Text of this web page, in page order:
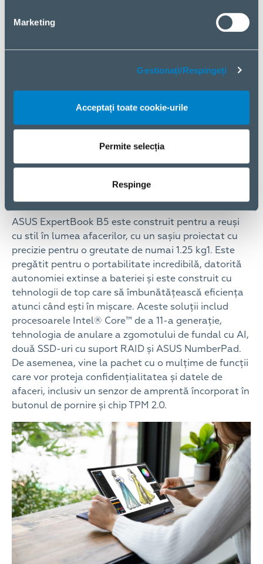
Marketing
Gestionați/Respingeți
Acceptați toate cookie-urile
Permite selecția
Respinge
ASUS ExpertBook B5 – Putere portabilă pentru
afaceri în mișcare
ASUS ExpertBook B5 este construit pentru a reuși
cu stil în lumea afacerilor, cu un sașiu proiectat cu
precizie pentru o greutate de numai 1.25 kg1. Este
pregătit pentru o portabilitate incredibilă, datorită
autonomiei extinse a bateriei și este construit cu
tehnologii de top care să îmbunătățească eficiența
atunci când ești în mișcare. Aceste soluții includ
procesoarele Intel® Core™ de a 11-a generație,
tehnologia de anulare a zgomotului de fundal cu AI,
două SSD-uri cu suport RAID și ASUS NumberPad.
De asemenea, vine la pachet cu o mulțime de funcții
care vor proteja confidențialitatea și datele de
afaceri, inclusiv un senzor de amprentă încorporat în
butonul de pornire și chip TPM 2.0.